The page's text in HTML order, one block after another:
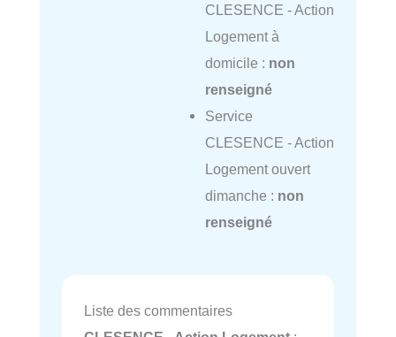
CLESENCE - Action
Logement à
domicile : non
renseigné
Service
CLESENCE - Action
Logement ouvert
dimanche : non
renseigné
Liste des commentaires